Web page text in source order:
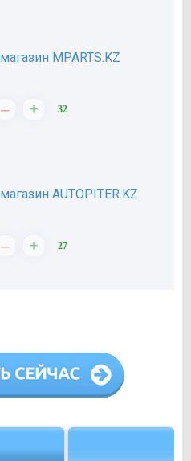
MPARTS.KZ
– + 32
AUTOPITER.KZ
– + 27